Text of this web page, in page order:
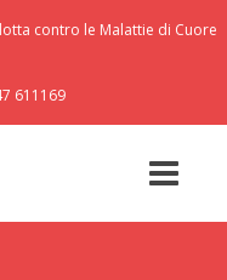
lotta contro le Malattie di Cuore
611169